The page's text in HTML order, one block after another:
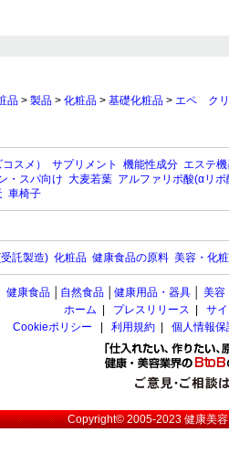
品 > 製品 > 化粧品 > 基礎化粧品 > エペ ク
スメ） サプリメント 機能性成分 エステ
・スパ向け 大麦若葉 アルファリポ酸(αリポ
車椅子
託製造) 化粧品 健康食品の原料 美容・化
健康食品 自然食品 健康用品・器具 美容
ホーム
プレスリリース
サ
Cookieポリシー
利用規約 個人情報
Copyright© 2005-2023健康美